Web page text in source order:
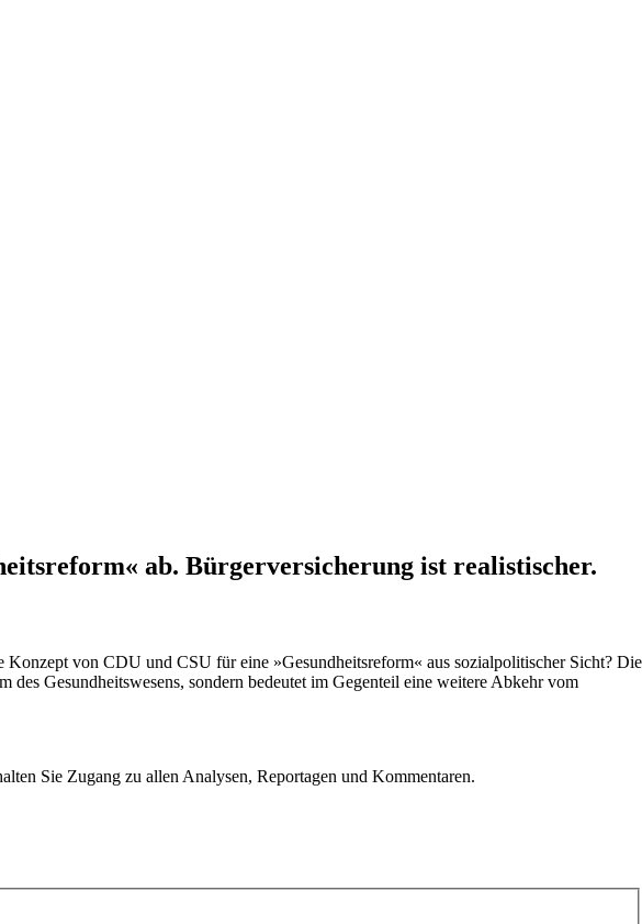
ab. Bürgerversicherung ist realistischer.
von CDU und CSU für eine »Gesundheitsreform« aus sozialpolitischer Sicht? Die
Gesundheitswesens, sondern bedeutet im Gegenteil eine weitere Abkehr vom
Sie Zugang zu allen Analysen, Reportagen und Kommentaren.